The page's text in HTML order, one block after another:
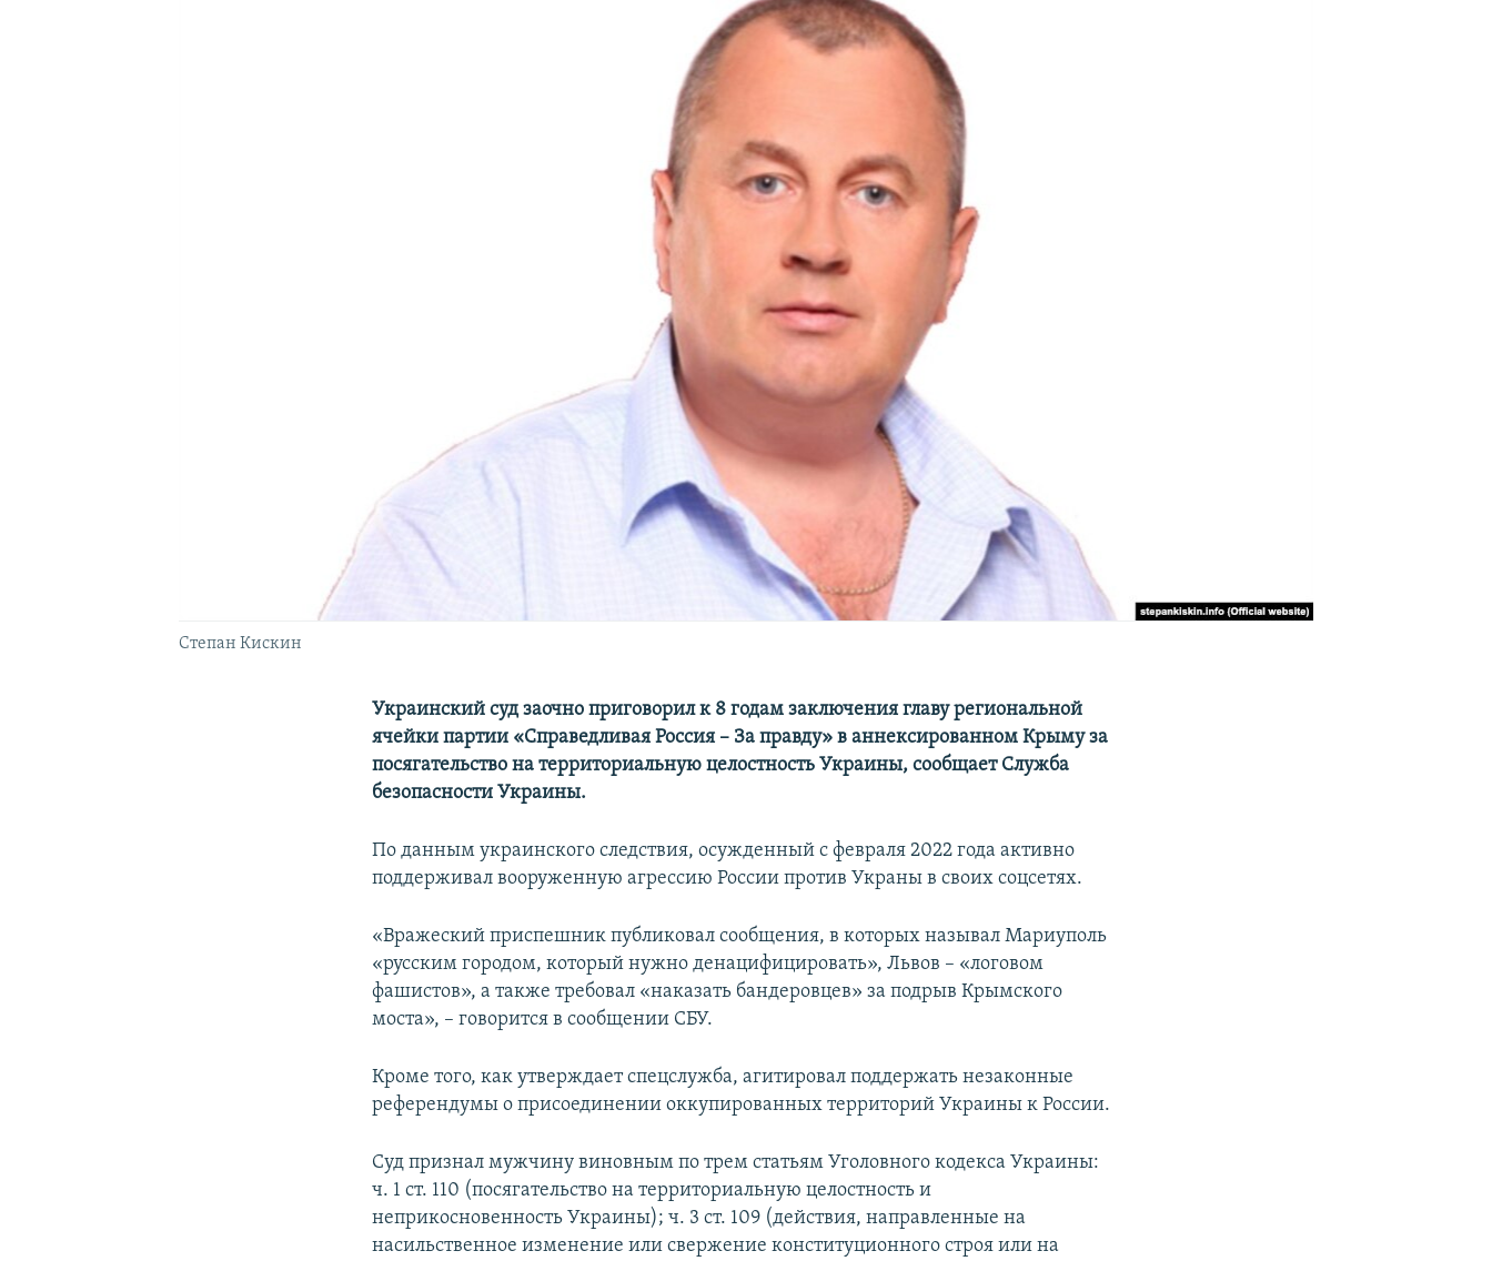
Степан Кискин
Украинский суд заочно приговорил к 8 годам заключения главу региональной
ячейки партии «Справедливая Россия – За правду» в аннексированном Крыму за
посягательство на территориальную целостность Украины, сообщает Служба
безопасности Украины.
По данным украинского следствия, осужденный с февраля 2022 года активно
поддерживал вооруженную агрессию России против Украны в своих соцсетях.
«Вражеский приспешник публиковал сообщения, в которых называл Мариуполь
«русским городом, который нужно денацифицировать», Львов – «логовом
фашистов», а также требовал «наказать бандеровцев» за подрыв Крымского
моста», – говорится в сообщении СБУ.
Кроме того, как утверждает спецслужба, агитировал поддержать незаконные
референдумы о присоединении оккупированных территорий Украины к России.
Суд признал мужчину виновным по трем статьям Уголовного кодекса Украины:
ч. 1 ст. 110 (посягательство на территориальную целостность и
неприкосновенность Украины); ч. 3 ст. 109 (действия, направленные на
насильственное изменение или свержение конституционного строя или на